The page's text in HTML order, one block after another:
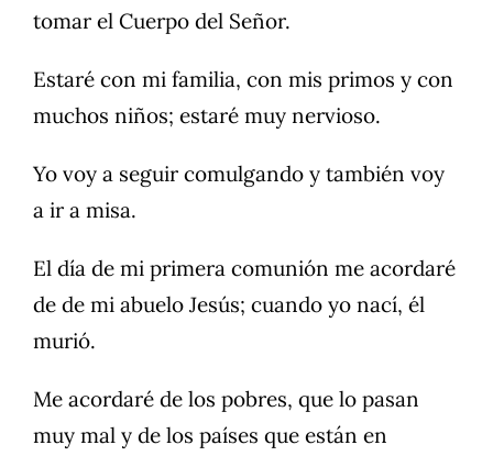
tomar el Cuerpo del Señor.
Estaré con mi familia, con mis primos y con
muchos niños; estaré muy nervioso.
Yo voy a seguir comulgando y también voy
a ir a misa.
El día de mi primera comunión me acordaré
de de mi abuelo Jesús; cuando yo nací, él
murió.
Me acordaré de los pobres, que lo pasan
muy mal y de los países que están en